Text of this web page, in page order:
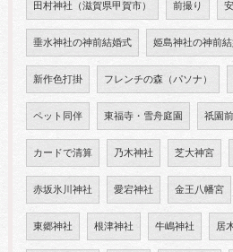
田村神社（滋賀県甲賀市） 前撮り
垂水神社の神前結婚式 姫島神社の神前結
新作色打掛 フレンチの森（パソナ）
ペット同伴 東福寺・雪舟庭園 祇園
カードで清算 乃木神社 芝大神宮
赤坂氷川神社 愛宕神社 金王八幡宮
東郷神社 根津神社 牛嶋神社 居